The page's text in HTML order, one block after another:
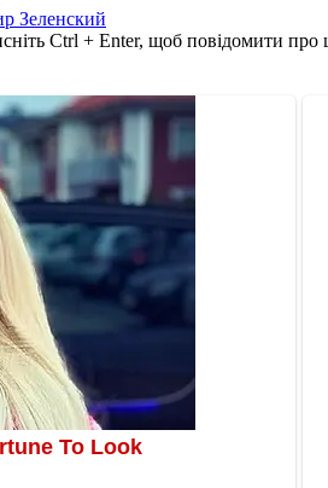
Зеленский
Ctrl + Enter, щоб повідомити про